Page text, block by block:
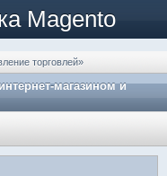
Magento
торговлей»
магазином и